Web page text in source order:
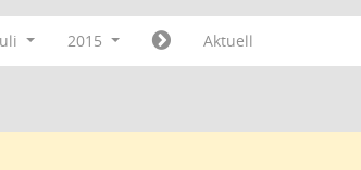
2015 Aktuell